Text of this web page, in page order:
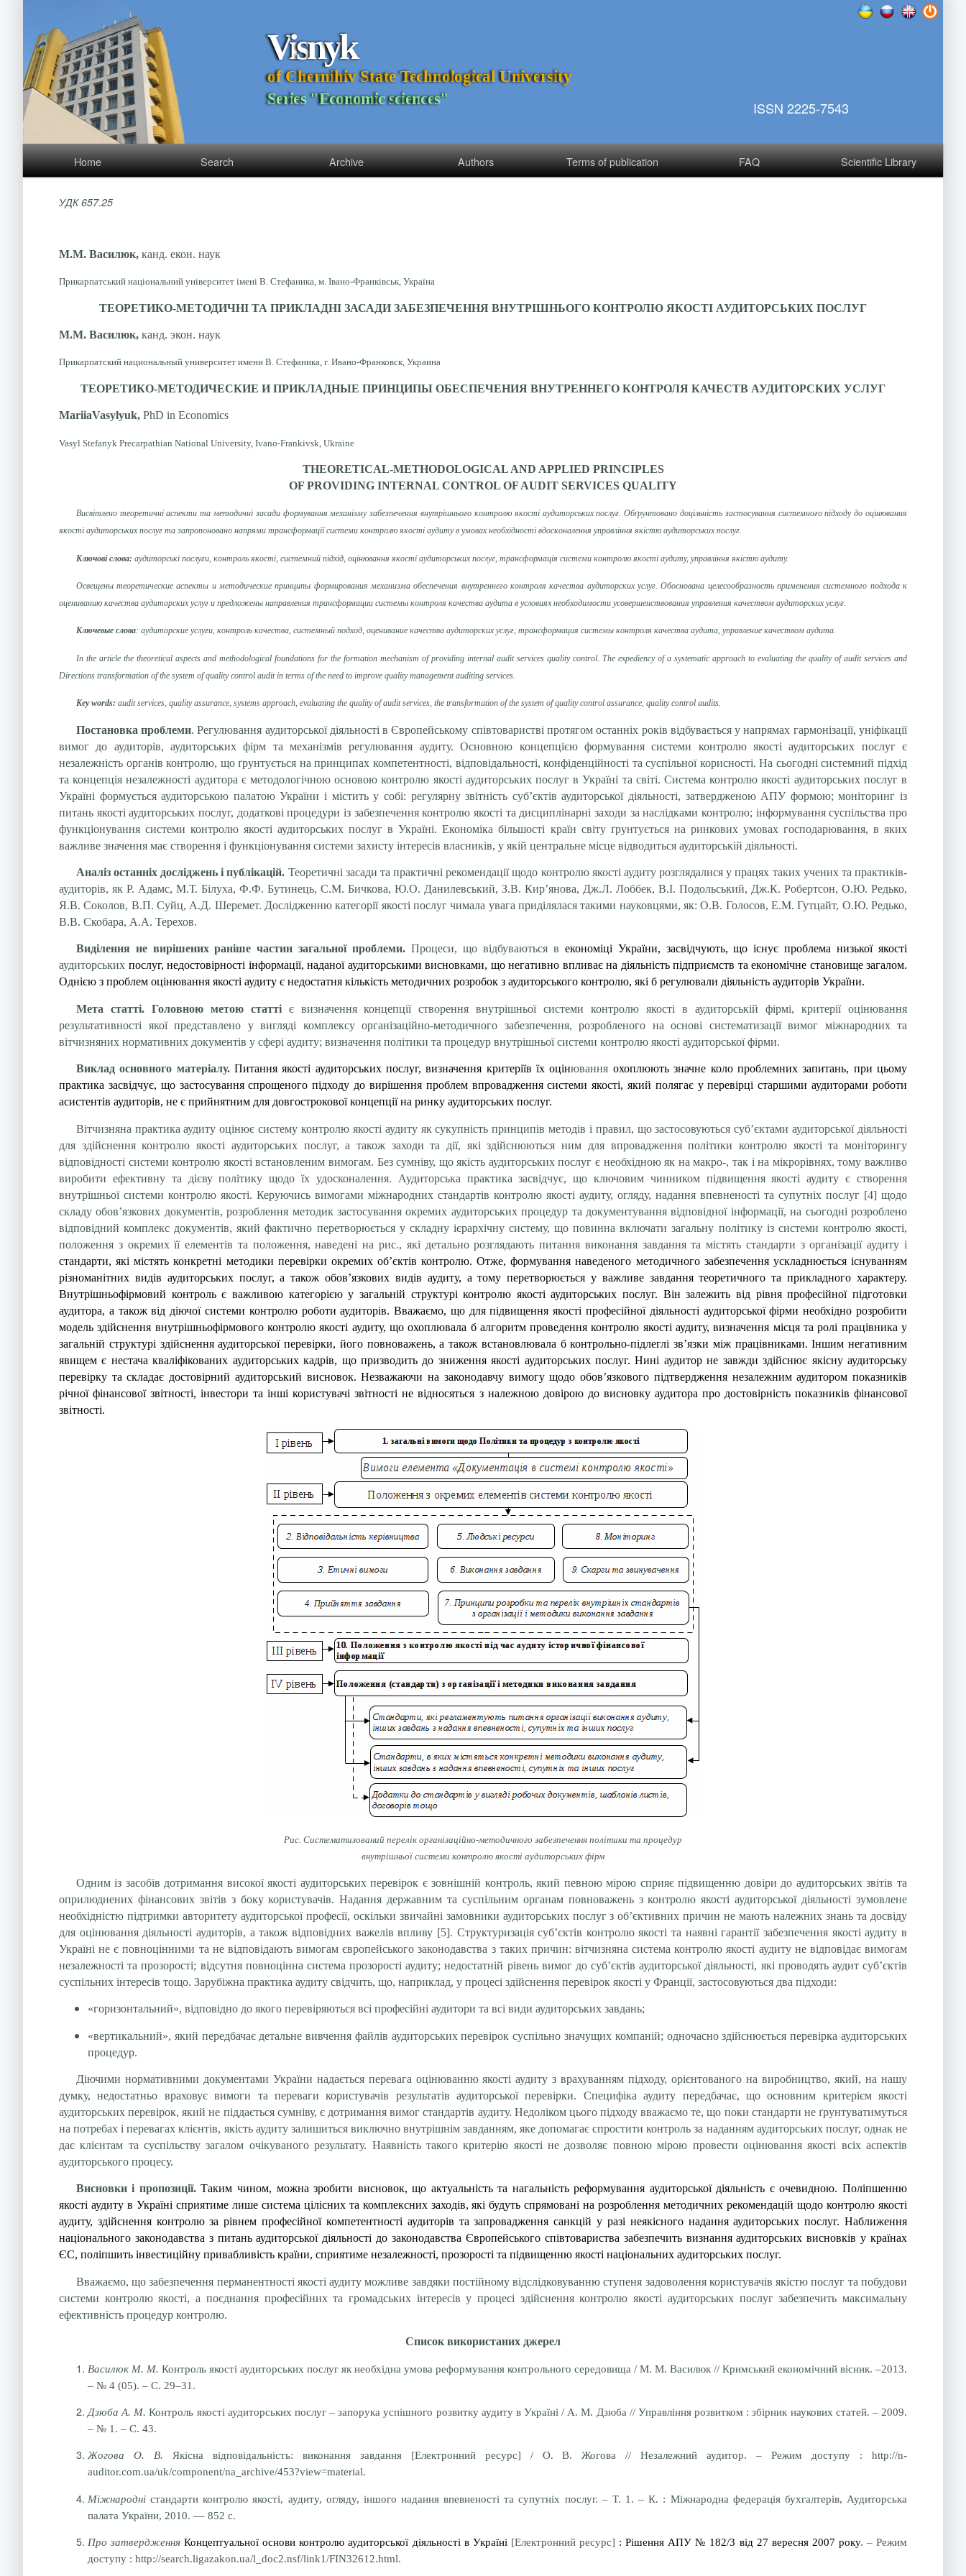
Visnyk
of Chernihiv State Technological University
Series "Economic sciences" ISSN 2225-7543
Home Search Archive Authors Terms of publication FAQ Scientific Library
УДК 657.25
М.М. Василюк, канд. екон. наук
Прикарпатський національний університет імені В. Стефаника, м. Івано-Франківськ, Україна
ТЕОРЕТИКО-МЕТОДИЧНІ ТА ПРИКЛАДНІ ЗАСАДИ ЗАБЕЗПЕЧЕННЯ ВНУТРІШНЬОГО КОНТРОЛЮ ЯКОСТІ АУДИТОРСЬКИХ ПОСЛУГ
М.М. Василюк, канд. экон. наук
Прикарпатский национальный университет имени В. Стефаника, г. Ивано-Франковск, Украина
ТЕОРЕТИКО-МЕТОДИЧЕСКИЕ И ПРИКЛАДНЫЕ ПРИНЦИПЫ ОБЕСПЕЧЕНИЯ ВНУТРЕННЕГО КОНТРОЛЯ КАЧЕСТВ АУДИТОРСКИХ УСЛУГ
MariiaVasylyuk, PhD in Economics
Vasyl Stefanyk Precarpathian National University, Ivano-Frankivsk, Ukraine
THEORETICAL-METHODOLOGICAL AND APPLIED PRINCIPLES
OF PROVIDING INTERNAL CONTROL OF AUDIT SERVICES QUALITY
Висвітлено теоретичні аспекти та методичні засади формування механізму забезпечення внутрішнього контролю якості аудиторських послуг. Обґрунтовано доцільність застосування системного підходу до оцінювання
якості аудиторських послуг та запропоновано напрями трансформації системи контролю якості аудиту в умовах необхідності вдосконалення управління якістю аудиторських послуг.
Ключові слова: аудиторські послуги, контроль якості, системний підхід, оцінювання якості аудиторських послуг, трансформація системи контролю якості аудиту, управління якістю аудиту.
Освещены теоретические аспекты и методические принципы формирования механизма обеспечения внутреннего контроля качества аудиторских услуг. Обоснована целесообразность применения системного подхода к
оцениванию качества аудиторских услуг и предложены направления трансформации системы контроля качества аудита в условиях необходимости усовершенствования управления качеством аудиторских услуг.
Ключевые слова: аудиторские услуги, контроль качества, системный подход, оценивание качества аудиторских услуг, трансформация системы контроля качества аудита, управление качеством аудита.
In the article the theoretical aspects and methodological foundations for the formation mechanism of providing internal audit services quality control. The expediency of a systematic approach to evaluating the quality of audit services and
Directions transformation of the system of quality control audit in terms of the need to improve quality management auditing services.
Key words: audit services, quality assurance, systems approach, evaluating the quality of audit services, the transformation of the system of quality control assurance, quality control audits.
Постановка проблеми. Регулювання аудиторської діяльності в Європейському співтоваристві протягом останніх років відбувається у напрямах гармонізації, уніфікації
вимог до аудиторів, аудиторських фірм та механізмів регулювання аудиту. Основною концепцією формування системи контролю якості аудиторських послуг є
незалежність органів контролю, що ґрунтується на принципах компетентності, відповідальності, конфіденційності та суспільної корисності. На сьогодні системний підхід
та концепція незалежності аудитора є методологічною основою контролю якості аудиторських послуг в Україні та світі. Система контролю якості аудиторських послуг в
Україні формується аудиторською палатою України і містить у собі: регулярну звітність суб’єктів аудиторської діяльності, затвердженою АПУ формою; моніторинг із
питань якості аудиторських послуг, додаткові процедури із забезпечення контролю якості та дисциплінарні заходи за наслідками контролю; інформування суспільства про
функціонування системи контролю якості аудиторських послуг в Україні. Економіка більшості країн світу ґрунтується на ринкових умовах господарювання, в яких
важливе значення має створення і функціонування системи захисту інтересів власників, у якій центральне місце відводиться аудиторській діяльності.
Аналіз останніх досліджень і публікацій. Теоретичні засади та практичні рекомендації щодо контролю якості аудиту розглядалися у працях таких учених та практиків-
аудиторів, як Р. Адамс, М.Т. Білуха, Ф.Ф. Бутинець, С.М. Бичкова, Ю.О. Данилевський, З.В. Кир’янова, Дж.Л. Лоббек, В.І. Подольський, Дж.К. Робертсон, О.Ю. Редько,
Я.В. Соколов, В.П. Суйц, А.Д. Шеремет. Дослідженню категорії якості послуг чимала увага приділялася такими науковцями, як: О.В. Голосов, Е.М. Гутцайт, О.Ю. Редько,
В.В. Скобара, А.А. Терехов.
Виділення не вирішених раніше частин загальної проблеми.Процеси, що відбуваються в економіці України, засвідчують, що існує проблема низької якості
аудиторських послуг, недостовірності інформації, наданої аудиторськими висновками, що негативно впливає на діяльність підприємств та економічне становище загалом.
Однією з проблем оцінювання якості аудиту є недостатня кількість методичних розробок з аудиторського контролю, які б регулювали діяльність аудиторів України.
Мета статті. Головною метою статтіє визначення концепції створення внутрішньої системи контролю якості в аудиторській фірмі, критерії оцінювання
результативності якої представлено у вигляді комплексу організаційно-методичного забезпечення, розробленого на основі систематизації вимог міжнародних та
вітчизняних нормативних документів у сфері аудиту; визначення політики та процедур внутрішньої системи контролю якості аудиторської фірми.
Виклад основного матеріалу. Питання якості аудиторських послуг, визначення критеріїв їх оцінювання охоплюють значне коло проблемних запитань, при цьому
практика засвідчує, що застосування спрощеного підходу до вирішення проблем впровадження системи якості, який полягає у перевірці старшими аудиторами роботи
асистентів аудиторів, не є прийнятним для довгострокової концепції на ринку аудиторських послуг.
Вітчизняна практика аудиту оцінює систему контролю якості аудиту як сукупність принципів методів і правил, що застосовуються суб’єктами аудиторської діяльності
для здійснення контролю якості аудиторських послуг, а також заходи та дії, які здійснюються ним для впровадження політики контролю якості та моніторингу
відповідності системи контролю якості встановленим вимогам. Без сумніву, що якість аудиторських послуг є необхідною як на макро-, так і на мікрорівнях, тому важливо
виробити ефективну та дієву політику щодо їх удосконалення. Аудиторська практика засвідчує, що ключовим чинником підвищення якості аудиту є створення
внутрішньої системи контролю якості. Керуючись вимогами міжнародних стандартів контролю якості аудиту, огляду, надання впевненості та супутніх послуг [4] щодо
складу обов’язкових документів, розроблення методик застосування окремих аудиторських процедур та документування відповідної інформації, на сьогодні розроблено
відповідний комплекс документів, який фактично перетворюється у складну ієрархічну систему, що повинна включати загальну політику із системи контролю якості,
положення з окремих її елементів та положення, наведені на рис., які детально розглядають питання виконання завдання та містять стандарти з організації аудиту і
стандарти, які містять конкретні методики перевірки окремих об’єктів контролю. Отже, формування наведеного методичного забезпечення ускладнюється існуванням
різноманітних видів аудиторських послуг, а також обов’язкових видів аудиту, а тому перетворюється у важливе завдання теоретичного та прикладного характеру.
Внутрішньофірмовий контроль є важливою категорією у загальній структурі контролю якості аудиторських послуг. Він залежить від рівня професійної підготовки
аудитора, а також від діючої системи контролю роботи аудиторів. Вважаємо, що для підвищення якості професійної діяльності аудиторської фірми необхідно розробити
модель здійснення внутрішньофірмового контролю якості аудиту, що охоплювала б алгоритм проведення контролю якості аудиту, визначення місця та ролі працівника у
загальній структурі здійснення аудиторської перевірки, його повноважень, а також встановлювала б контрольно-підлеглі зв’язки між працівниками.Іншим негативним
явищем є нестача кваліфікованих аудиторських кадрів, що призводить до зниження якості аудиторських послуг. Нині аудитор не завжди здійснює якісну аудиторську
перевірку та складає достовірний аудиторський висновок. Незважаючи на законодавчу вимогу щодо обов’язкового підтвердження незалежним аудитором показників
річної фінансової звітності, інвестори та інші користувачі звітності не відносяться з належною довірою до висновку аудитора про достовірність показників фінансової
звітності.
Рис. Систематизований перелік організаційно-методичного забезпечення політики та процедур
внутрішньої системи контролю якості аудиторських фірм
Одним із засобів дотримання високої якості аудиторських перевірок є зовнішній контроль, який певною мірою сприяє підвищенню довіри до аудиторських звітів та
оприлюднених фінансових звітів з боку користувачів. Надання державним та суспільним органам повноважень з контролю якості аудиторської діяльності зумовлене
необхідністю підтримки авторитету аудиторської професії, оскільки звичайні замовники аудиторських послуг з об’єктивних причин не мають належних знань та досвіду
для оцінювання діяльності аудиторів, а також відповідних важелів впливу [5]. Структуризація суб’єктів контролю якості та наявні гарантії забезпечення якості аудиту в
Україні не є повноцінними та не відповідають вимогам європейського законодавства з таких причин: вітчизняна система контролю якості аудиту не відповідає вимогам
незалежності та прозорості; відсутня повноцінна система прозорості аудиту; недостатній рівень вимог до суб’єктів аудиторської діяльності, які проводять аудит суб’єктів
суспільних інтересів тощо. Зарубіжна практика аудиту свідчить, що, наприклад, у процесі здійснення перевірок якості у Франції, застосовуються два підходи:
«горизонтальний», відповідно до якого перевіряються всі професійні аудитори та всі види аудиторських завдань;
«вертикальний», який передбачає детальне вивчення файлів аудиторських перевірок суспільно значущих компаній; одночасно здійснюється перевірка аудиторських
процедур.
Діючими нормативними документами України надається перевага оцінюванню якості аудиту з врахуванням підходу, орієнтованого на виробництво, який, на нашу
думку, недостатньо враховує вимоги та переваги користувачів результатів аудиторської перевірки. Специфіка аудиту передбачає, що основним критерієм якості
аудиторських перевірок, який не піддається сумніву, є дотримання вимог стандартів аудиту. Недоліком цього підходу вважаємо те, що поки стандарти не ґрунтуватимуться
на потребах і перевагах клієнтів, якість аудиту залишиться виключно внутрішнім завданням, яке допомагає спростити контроль за наданням аудиторських послуг, однак не
дає клієнтам та суспільству загалом очікуваного результату. Наявність такого критерію якості не дозволяє повною мірою провести оцінювання якості всіх аспектів
аудиторського процесу.
Висновки і пропозиції.Таким чином, можна зробити висновок, що актуальність та нагальність реформування аудиторської діяльність є очевидною. Поліпшенню
якості аудиту в Україні сприятиме лише система цілісних та комплексних заходів, які будуть спрямовані на розроблення методичних рекомендацій щодо контролю якості
аудиту, здійснення контролю за рівнем професійної компетентності аудиторів та запровадження санкцій у разі неякісного надання аудиторських послуг. Наближення
національного законодавства з питань аудиторської діяльності до законодавства Європейського співтовариства забезпечить визнання аудиторських висновків у країнах
ЄС, поліпшить інвестиційну привабливість країни, сприятиме незалежності, прозорості та підвищенню якості національних аудиторських послуг.
Вважаємо, що забезпечення перманентності якості аудиту можливе завдяки постійному відслідковуванню ступеня задоволення користувачів якістю послуг та побудови
системи контролю якості, а поєднання професійних та громадських інтересів у процесі здійснення контролю якості аудиторських послуг забезпечить максимальну
ефективність процедур контролю.
Список використаних джерел
Василюк М. М. Контроль якості аудиторських послуг як необхідна умова реформування контрольного середовища / М. М. Василюк // Кримський економічний вісник. –2013.
– № 4 (05). – С. 29–31.
Дзюба А. М. Контроль якості аудиторських послуг – запорука успішного розвитку аудиту в Україні / А. М. Дзюба // Управління розвитком : збірник наукових статей. – 2009.
– № 1. – С. 43.
Жогова О. В. Якісна відповідальність: виконання завдання [Електронний ресурс] / О. В. Жогова // Незалежний аудитор. – Режим доступу : http://n-
auditor.com.ua/uk/component/na_archive/453?view=material.
Міжнародні стандарти контролю якості, аудиту, огляду, іншого надання впевненості та супутніх послуг. – Т. 1. – К. : Міжнародна федерація бухгалтерів, Аудиторська
палата України, 2010. –– 852 с.
Про затвердження Концептуальної основи контролю аудиторської діяльності в Україні [Електронний ресурс] : Рішення АПУ№ 182/3 від 27 вересня 2007 року. – Режим
доступу : http://search.ligazakon.ua/l_doc2.nsf/link1/FIN32612.html.